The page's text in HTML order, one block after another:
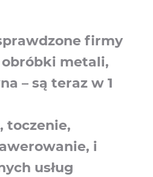
firmy
metali,
– są teraz w 1
toczenie,
i
usług